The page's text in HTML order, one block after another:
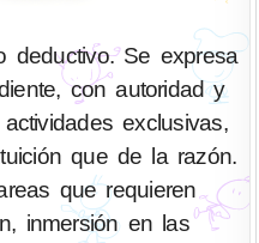
deductivo. Se expresa
con autoridad y
exclusivas,
que de la razón.
que requieren
inmersión en las